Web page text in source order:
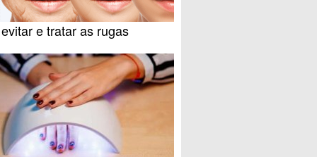
e tratar as rugas